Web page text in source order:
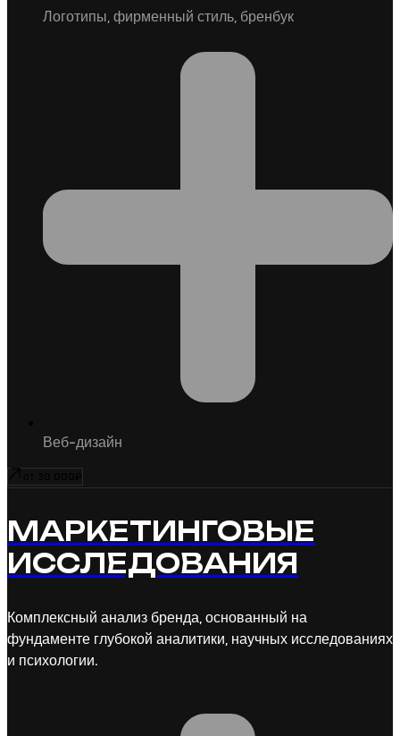
Логотипы, фирменный стиль, бренбук
Веб-дизайн
МАРКЕТИНГОВЫЕ
ИССЛЕДОВАНИЯ
Комплексный анализ бренда, основанный на
фундаменте глубокой аналитики, научных исследованиях
и психологии.